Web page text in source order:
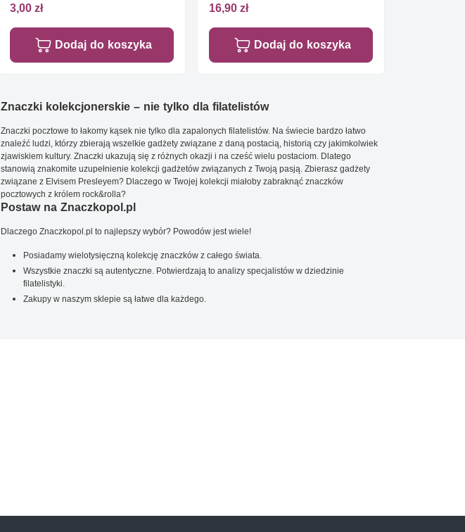
3,00 zł
Dodaj do koszyka
16,90 zł
Dodaj do koszyka
Znaczki kolekcjonerskie – nie tylko dla filatelistów
Znaczki pocztowe to łakomy kąsek nie tylko dla zapalonych filatelistów. Na świecie bardzo łatwo
znaleźć ludzi, którzy zbierają wszelkie gadżety związane z daną postacią, historią czy jakimkolwiek
zjawiskiem kultury. Znaczki ukazują się z różnych okazji i na cześć wielu postaciom. Dlatego
stanowią znakomite uzupełnienie kolekcji gadżetów związanych z Twoją pasją. Zbierasz gadżety
związane z Elvisem Presleyem? Dlaczego w Twojej kolekcji miałoby zabraknąć znaczków
pocztowych z królem rock&rolla?
Postaw na Znaczkopol.pl
Dlaczego Znaczkopol.pl to najlepszy wybór? Powodów jest wiele!
Posiadamy wielotysięczną kolekcję znaczków z całego świata.
Wszystkie znaczki są autentyczne. Potwierdzają to analizy specjalistów w dziedzinie
filatelistyki.
Zakupy w naszym sklepie są łatwe dla każdego.